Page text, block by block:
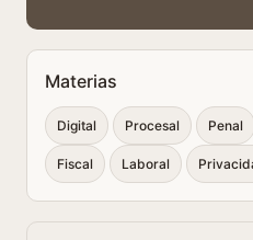
Materias
Digital Procesal Penal
Fiscal Laboral